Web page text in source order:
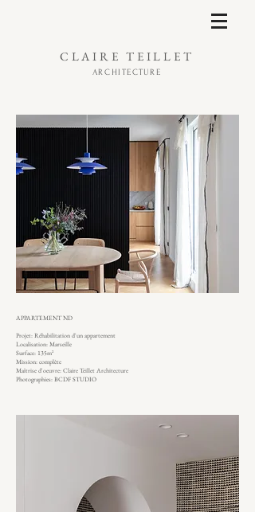
CLAIRE TEILLET
ARCHITECTURE
APPARTEMENT ND
Projet: Réhabilitation d'un appartement
Localisation: Marseille
Surface: 135m²
Mission: complète
Maîtrise d'oeuvre: Claire Teillet Architecture
Photographies: BCDF STUDIO